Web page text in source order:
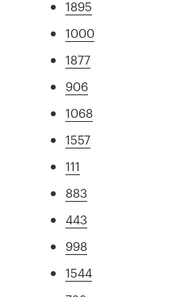
1895
1000
1877
906
1068
1557
111
883
443
998
1544